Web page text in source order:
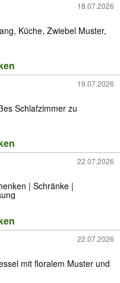
18.07.2026
Küche, Zwiebel Muster,
19.07.2026
Schlafzimmer zu
22.07.2026
| Schränke |
22.07.2026
mit floralem Muster und